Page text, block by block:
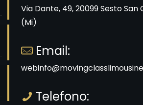
Via Dante, 49, 20099 Sesto San
(Mi)
Email:
Telefono: